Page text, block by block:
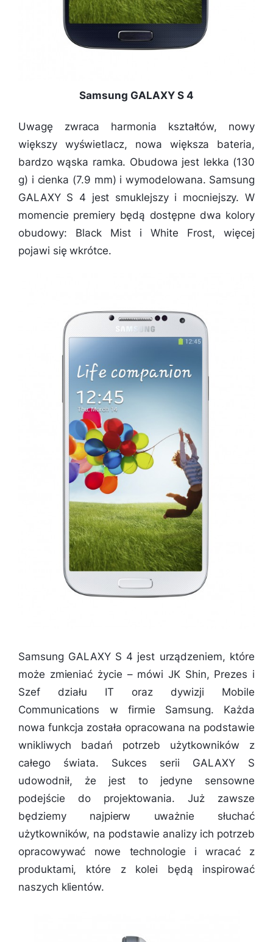
Samsung GALAXY S 4
Uwagę zwraca harmonia kształtów, nowy
większy wyświetlacz, nowa większa bateria,
bardzo wąska ramka. Obudowa jest lekka (130
g) i cienka (7.9 mm) i wymodelowana. Samsung
GALAXY S 4 jest smuklejszy i mocniejszy. W
momencie premiery będą dostępne dwa kolory
obudowy: Black Mist i White Frost, więcej
pojawi się wkrótce.
Samsung GALAXY S 4 jest urządzeniem, które
może zmieniać życie – mówi JK Shin, Prezes i
Szef działu IT oraz dywizji Mobile
Communications w firmie Samsung. Każda
nowa funkcja została opracowana na podstawie
wnikliwych badań potrzeb użytkowników z
całego świata. Sukces serii GALAXY S
udowodnił, że jest to jedyne sensowne
podejście do projektowania. Już zawsze
będziemy najpierw uważnie słuchać
użytkowników, na podstawie analizy ich potrzeb
opracowywać nowe technologie i wracać z
produktami, które z kolei będą inspirować
naszych klientów.